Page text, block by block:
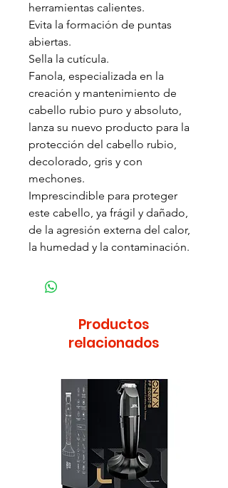
herramientas calientes.
Evita la formación de puntas
abiertas.
Sella la cutícula.
Fanola, especializada en la
creación y mantenimiento de
cabello rubio puro y absoluto,
lanza su nuevo producto para la
protección del cabello rubio,
decolorado, gris y con
mechones.
Imprescindible para proteger
este cabello, ya frágil y dañado,
de la agresión externa del calor,
la humedad y la contaminación.
Productos
relacionados